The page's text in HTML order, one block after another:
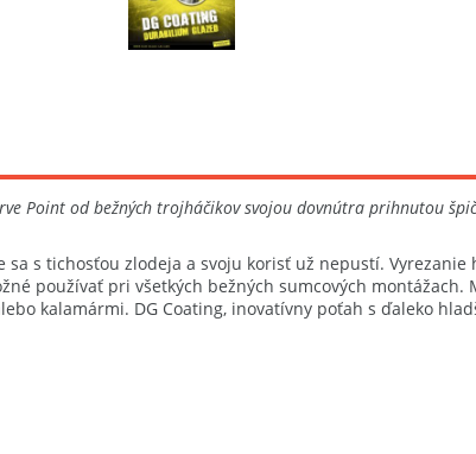
Point od bežných trojháčikov svojou dovnútra prihnutou
s tichosťou zlodeja a svoju korisť už nepustí.
používať pri všetkých bežných sumcových
kalamármi. DG Coating, inovatívny poťah s ďaleko